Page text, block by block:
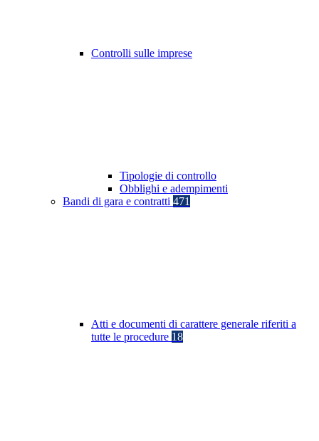
Controlli sulle imprese
Tipologie di controllo
Obblighi e adempimenti
Bandi di gara e contratti 471
Atti e documenti di carattere generale riferiti a
tutte le procedure 18